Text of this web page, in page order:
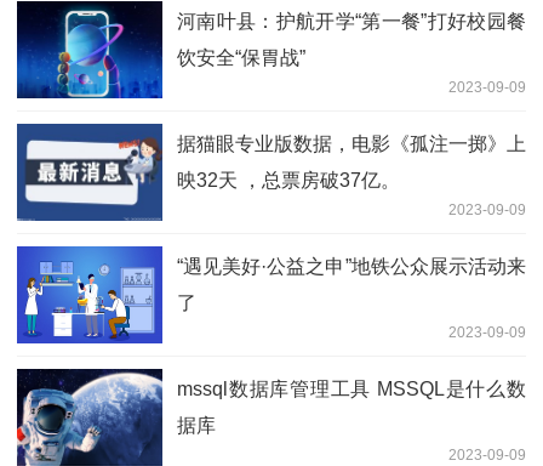
河南叶县：护航开学“第一餐”打好校园餐
饮安全“保胃战”
2023-09-09
据猫眼专业版数据，电影《孤注一掷》上
映32天 ，总票房破37亿。
2023-09-09
“遇见美好·公益之申”地铁公众展示活动来
了
2023-09-09
mssql数据库管理工具 MSSQL是什么数
据库
2023-09-09